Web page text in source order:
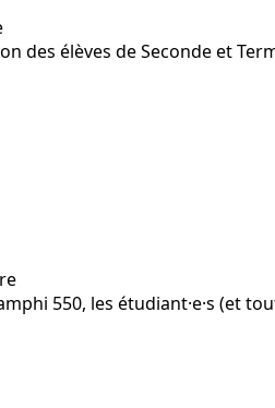
des élèves de Seconde et
550, les étudiant·e·s